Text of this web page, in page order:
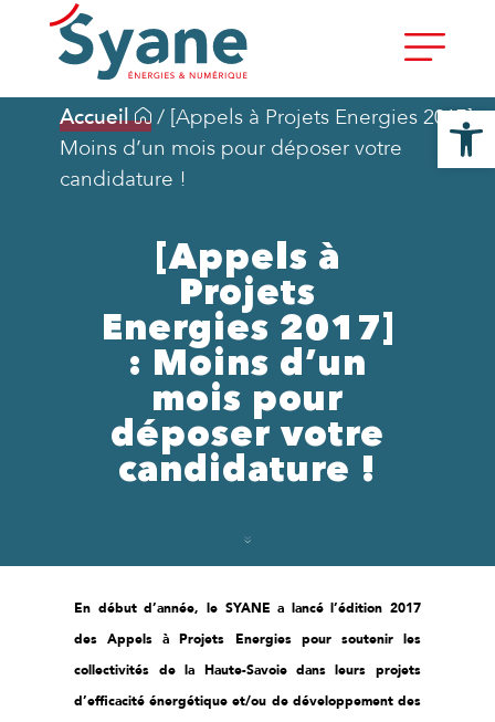
Accueil / [Appels à Projets Energies 2017] :
Moins d’un mois pour déposer votre
candidature !
[Appels à
Projets
Energies 2017]
: Moins d’un
mois pour
déposer votre
candidature !
En début d’année, le SYANE a lancé l’édition 2017
des Appels à Projets Energies pour soutenir les
collectivités de la Haute-Savoie dans leurs projets
d’efficacité énergétique et/ou de développement des
Ouvrir